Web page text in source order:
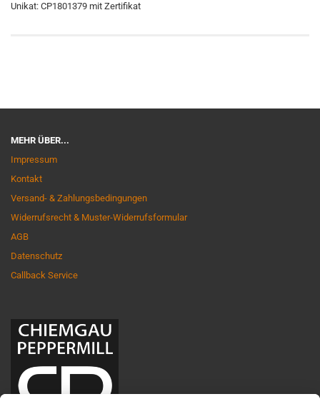
Unikat: CP1801379 mit Zertifikat
MEHR ÜBER...
Impressum
Kontakt
Versand- & Zahlungsbedingungen
Widerrufsrecht & Muster-Widerrufsformular
AGB
Datenschutz
Callback Service